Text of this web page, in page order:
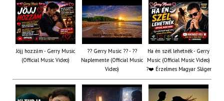
Jöjj hozzám - Gerry Music
(Official Music Video)
?? Gerry Music ?? - ??
Naplemente (Official Music
Video)
Ha én szél lehetnék - Gerry
Music (Official Music Video)
?️❤️ Érzelmes Magyar Sláger